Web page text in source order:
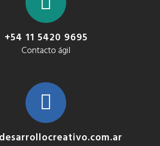
+54 11 5420 9695
Contacto ágil